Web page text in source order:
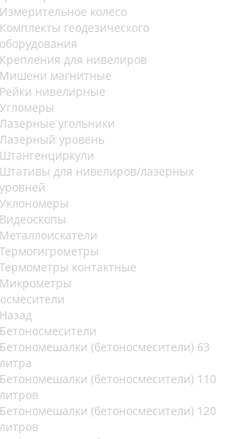
Измерительное колесо
Комплекты геодезического
оборудования
Крепления для нивелиров
Мишени магнитные
Рейки нивелирные
Угломеры
Лазерные угольники
Лазерный уровень
Штангенциркули
Штативы для нивелиров/лазерных
уровней
Уклономеры
Видеоскопы
Металлоискатели
Термогигрометры
Термометры контактные
Микрометры
Назад
Бетоносмесители
Бетономешалки (бетоносмесители) 63
литра
Бетономешалки (бетоносмесители) 110
литров
Бетономешалки (бетоносмесители) 120
литров